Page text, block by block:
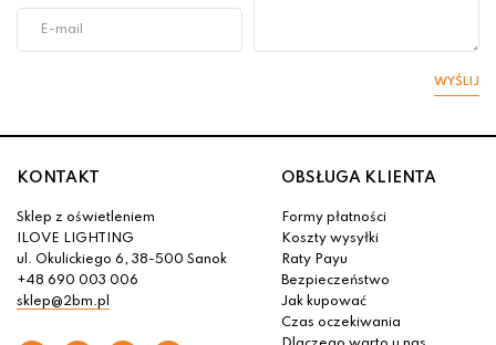
WYŚLIJ
KONTAKT
Sklep z oświetleniem
ILOVE LIGHTING
ul. Okulickiego 6, 38-500 Sanok
+48 690 003 006
sklep@2bm.pl
OBSŁUGA KLIENTA
Formy płatności
Koszty wysyłki
Raty Payu
Bezpieczeństwo
Jak kupować
Czas oczekiwania